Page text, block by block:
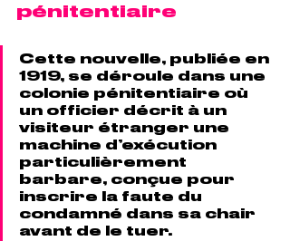
pénitentiaire
Cette nouvelle, publiée en
1919, se déroule dans une
colonie pénitentiaire où
un officier décrit à un
visiteur étranger une
machine d’exécution
particulièrement
barbare, conçue pour
inscrire la faute du
condamné dans sa chair
avant de le tuer.